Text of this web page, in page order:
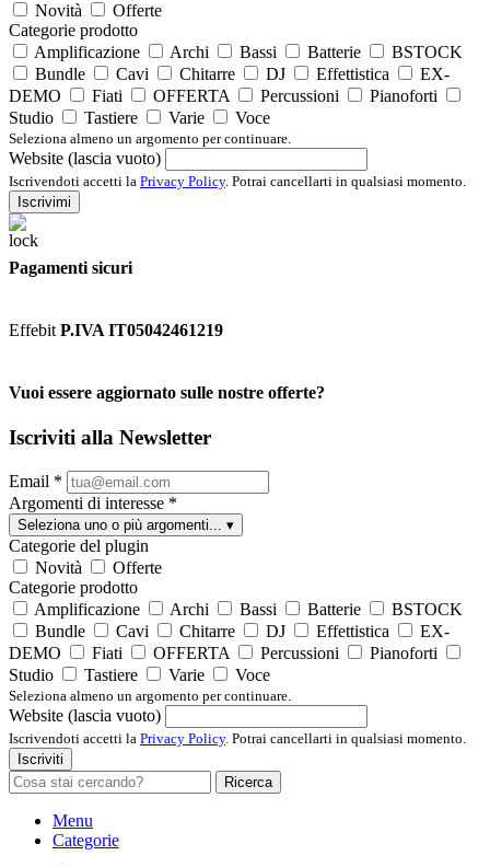
Novità
Offerte
Categorie prodotto
Amplificazione
Archi Bassi Batterie
BSTOCK
Bundle
Cavi Chitarre DJ Effettistica
EX-
DEMO
Fiati OFFERTA Percussioni
Pianoforti
Studio
Tastiere Varie Voce
Seleziona almeno un argomento per continuare.
Website (lascia vuoto)
Iscrivendoti accetti la Privacy Policy. Potrai cancellarti in qualsiasi momento.
Iscrivimi
Pagamenti sicuri
Effebit P.IVA IT05042461219
Vuoi essere aggiornato sulle nostre offerte?
Iscriviti alla Newsletter
Email *
Argomenti di interesse *
Seleziona uno o più argomenti... ▾
Categorie del plugin
Novità
Offerte
Categorie prodotto
Amplificazione
Archi Bassi Batterie
BSTOCK
Bundle
Cavi Chitarre DJ Effettistica
EX-
DEMO
Fiati OFFERTA Percussioni
Pianoforti
Studio
Tastiere Varie Voce
Seleziona almeno un argomento per continuare.
Website (lascia vuoto)
Iscrivendoti accetti la Privacy Policy. Potrai cancellarti in qualsiasi momento.
Iscriviti
Ricerca
Menu
Categorie